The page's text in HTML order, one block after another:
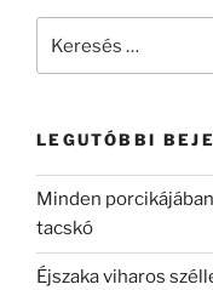
LEGUTÓBBI
Minden
tacskó
Éjszaka viharos